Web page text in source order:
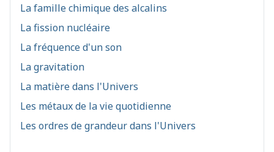
La famille chimique des alcalins
La fission nucléaire
La fréquence d'un son
La gravitation
La matière dans l'Univers
Les métaux de la vie quotidienne
Les ordres de grandeur dans l'Univers